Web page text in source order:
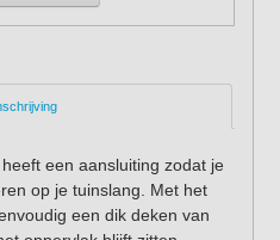
een aansluiting zodat je
op je tuinslang. Met het
een dik deken van